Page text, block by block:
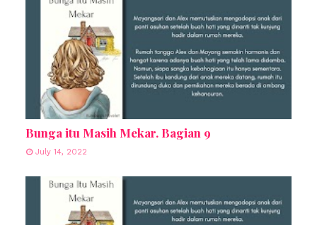
Bunga itu Masih Mekar. Bagian 9
July 14, 2022